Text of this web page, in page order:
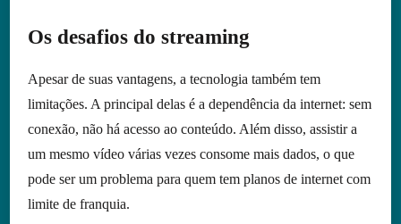
Os desafios do streaming
Apesar de suas vantagens, a tecnologia também tem
limitações. A principal delas é a dependência da internet: sem
conexão, não há acesso ao conteúdo. Além disso, assistir a
um mesmo vídeo várias vezes consome mais dados, o que
pode ser um problema para quem tem planos de internet com
limite de franquia.